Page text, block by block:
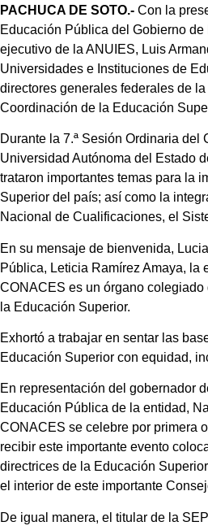
PACHUCA DE SOTO.- Con la
Educación Pública del Gobierno
ejecutivo de la ANUIES, Luis
Universidades e Instituciones de
directores generales federales de
Coordinación de la Educación
Durante la 7.ª Sesión Ordinaria
Universidad Autónoma del Estado
trataron importantes temas para la
Superior del país; así como la
Nacional de Cualificaciones, el
En su mensaje de bienvenida,
Pública, Leticia Ramírez Amaya, la
CONACES es un órgano
la Educación Superior.
Exhortó a trabajar en sentar las
Educación Superior con equidad,
En representación del gobernador
Educación Pública de la entidad,
CONACES se celebre por primera
recibir este importante evento
directrices de la Educación
el interior de este importante
De igual manera, el titular de la